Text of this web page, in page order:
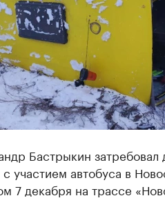
Бастрыкин затребовал
участием автобуса в
7 декабря на трассе